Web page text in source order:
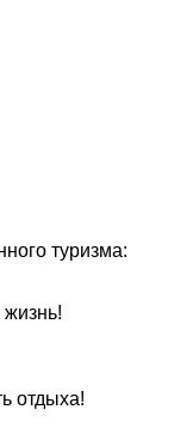
туризма:
отдыха!